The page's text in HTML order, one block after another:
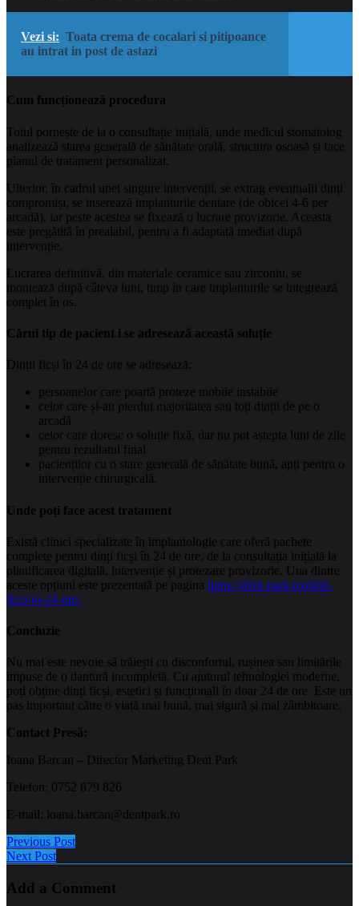
Vezi si: Toata crema de cocalari si pitipoance
au intrat in post de astazi
Cum funcționează procedura
Totul pornește de la o consultație inițială, unde medicul stomatolog
analizează starea generală de sănătate orală, structura osoasă și face
planul de tratament personalizat.
Ulterior, în cadrul unei singure intervenții, se extrag eventualii dinți
compromiși, se inserează implanturile dentare (de obicei 4-6 per
arcadă), iar peste acestea se fixează o lucrare provizorie. Aceasta
este pregătită în prealabil, pentru a fi adaptată imediat după
intervenție.
Lucrarea definitivă, din materiale ceramice sau zirconiu, se
montează după câteva luni, timp în care implanturile se integrează
complet în os.
Cărui tip de pacient i se adresează această soluție
Dinții ficși în 24 de ore se adresează:
persoanelor care poartă proteze mobile instabile
celor care și-au pierdut majoritatea sau toți dinții de pe o
arcadă
celor care doresc o soluție fixă, dar nu pot aștepta luni de zile
pentru rezultatul final
pacienților cu o stare generală de sănătate bună, apți pentru o
intervenție chirurgicală.
Unde poți face acest tratament
Există clinici specializate în implantologie care oferă pachete
complete pentru dinți ficși în 24 de ore, de la consultația inițială la
planificarea digitală, intervenție și protezare provizorie. Una dintre
aceste opțiuni este prezentată pe pagina https://dent-park.ro/dinti-
ficsi-in-24-ore/
Concluzie
Nu mai este nevoie să trăiești cu disconfortul, rușinea sau limitările
impuse de o dantură incompletă. Cu ajutorul tehnologiei moderne,
poți obține dinți ficși, estetici și funcționali în doar 24 de ore. Este un
pas important către o viață mai bună, mai sigură și mai zâmbitoare.
Contact Presă:
Ioana Barcan – Director Marketing Dent Park
Telefon: 0752 879 826
E-mail: ioana.barcan@dentpark.ro
Previous Post
Next Post
Add a Comment